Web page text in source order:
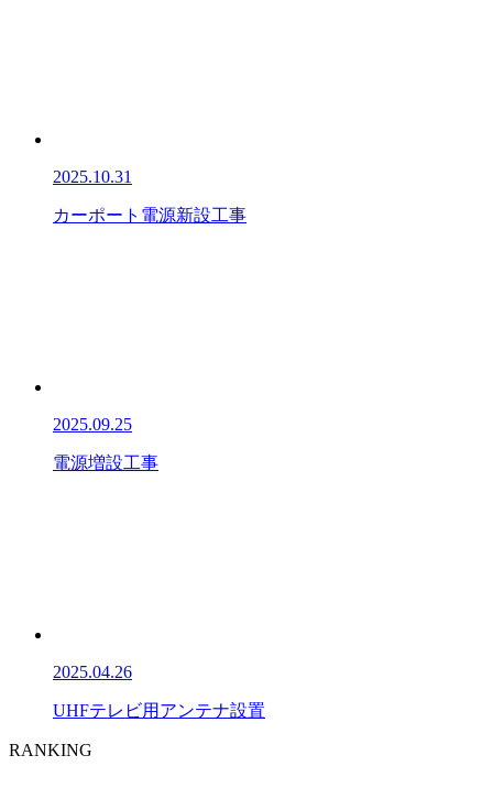
2025.10.31
カーポート電源新設工事
2025.09.25
電源増設工事
2025.04.26
UHFテレビ用アンテナ設置
RANKING